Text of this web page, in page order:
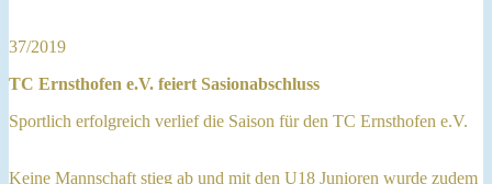
37/2019
TC Ernsthofen e.V. feiert Sasionabschluss
Sportlich erfolgreich verlief die Saison für den TC Ernsthofen e.V.
Keine Mannschaft stieg ab und mit den U18 Junioren wurde zudem